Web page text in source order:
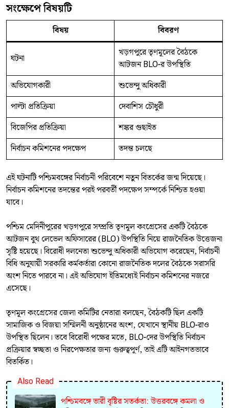
সংক্ষেপে বিষয়টি
বিষয় বিবরণ
ঘটনা
খড়গপুরে তৃণমূলের বৈঠকে
আটজন BLO-র উপস্থিতি
অভিযোগকারী
শুভেন্দু অধিকারী
পাল্টা প্রতিক্রিয়া
দেবাশিস চৌধুরী
বিজেপির প্রতিক্রিয়া
শঙ্কর গুছাইত
নির্বাচন কমিশনের পদক্ষেপ
তদন্ত চলছে
এই ঘটনাটি পশ্চিমবঙ্গের নির্বাচনী পরিবেশে নতুন বিতর্কের জন্ম দিয়েছে।
নির্বাচন কমিশনের তদন্তের পরই পরবর্তী পদক্ষেপ সম্পর্কে নিশ্চিত হওয়া
যাবে।
পশ্চিম মেদিনীপুরের খড়গপুরে সম্প্রতি তৃণমূল কংগ্রেসের একটি বৈঠকে
আটজন বুথ লেভেল অফিসারের (BLO) উপস্থিতি নিয়ে রাজনৈতিক উত্তেজনা
সৃষ্টি হয়েছে। বিরোধী দলনেতা শুভেন্দু অধিকারী অভিযোগ করেছেন, নির্বাচনী
বিধি অনুযায়ী সরকারি কর্মকর্তারা কোনো রাজনৈতিক দলের বৈঠকে সরাসরি
অংশ নিতে পারবে না। এই অভিযোগ ইতিমধ্যেই নির্বাচন কমিশনের নজরে
এসেছে।
তৃণমূল কংগ্রেসের জেলা কমিটির নেতারা বলছেন, বৈঠকটি ছিল একটি
সামাজিক ও বিজয়া সম্মিলনী অনুষ্ঠানের অংশ, যেখানে স্থানীয় BLO-রাও
উপস্থিত ছিলেন। তবে বিরোধী পক্ষের মতে, BLO-দের উপস্থিতি নির্বাচন
প্রক্রিয়ার স্বচ্ছতা ও নিরপেক্ষতার জন্য গুরুত্বপূর্ণ, তাই এটি আইনগতভাবে
বিতর্কিত।
Also Read
পশ্চিমবঙ্গে ভারী বৃষ্টির সতর্কতা: উত্তরবঙ্গে কমলা ও